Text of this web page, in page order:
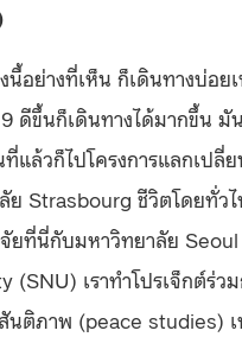
นี้อย่างที่เห็น ก็เดินทางบ่อย
ดีขึ้นก็เดินทางได้มากขึ้น มั
ที่แล้วก็ไปโครงการแลกเปลี่
ย Strasbourg ชีวิตโดยทั่ว
จัยที่นี่กับมหาวิทยาลัย
(SNU) เราทำโปรเจ็กต์ร่ว
นติภาพ (peace studies) เ